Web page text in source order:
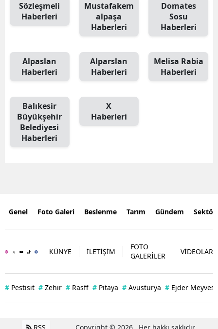
Sözleşmeli
Haberleri
Mustafakem
alpaşa
Haberleri
Domates
Sosu
Haberleri
Alpaslan
Haberleri
Alparslan
Haberleri
Melisa Rabia
Haberleri
Balıkesir
Büyükşehir
Belediyesi
Haberleri
X
Haberleri
Genel Foto Galeri Beslenme Tarım Gündem
KÜNYE İLETİŞİM
FOTO
GALERİLER
VİDEOLAR
# Pestisit # Zehir # Rasff # Pitaya # Avusturya # Ejder Meyvesi